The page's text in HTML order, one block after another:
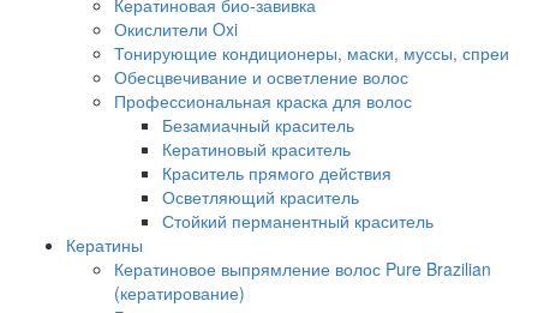
Кератиновая био-завивка
Окислители Oxi
Тонирующие кондиционеры, маски, муссы, спреи
Обесцвечивание и осветление волос
Профессиональная краска для волос
Безамиачный краситель
Кератиновый краситель
Краситель прямого действия
Осветляющий краситель
Стойкий перманентный краситель
Кератины
Кератиновое выпрямление волос Pure Brazilian
(кератирование)